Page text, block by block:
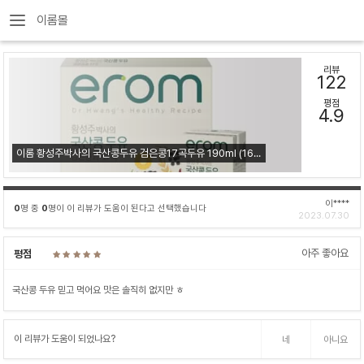
이롬몰
이롬 황성주박사의 국산콩두유 검은콩17곡두유 190ml (16/32/48/64팩)
리뷰
122
평점
4.9
0명 중 0명이 이 리뷰가 도움이 된다고 선택했습니다
이****
2023.07.30
평점 아주 좋아요
국산콩 두유 믿고 먹어요 맛은 솔직히 없지만 ㅎ
이 리뷰가 도움이 되었나요? 네 아니요